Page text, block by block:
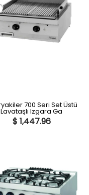
700 Seri Set Üstü
Lavataşlı Izgara Ga
$ 1,447.96